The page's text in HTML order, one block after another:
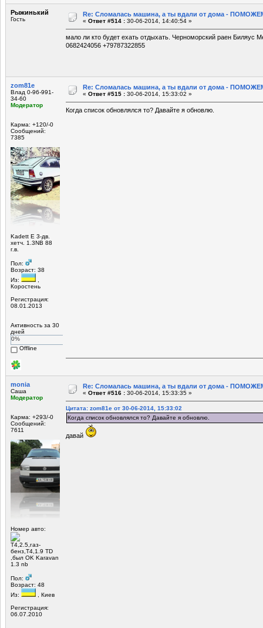
Рыжинький
Гость
Re: Сломалась машина, а ты вдали от дома -
« Ответ #514 : 30-06-2014, 14:40:54 »
мало ли кто будет ехать отдыхать. Черноморский раен Биляус
0682424056 +79787322855
zom81e
Влад 0-96-991-
34-60
Модератор
Карма: +120/-0
Сообщений:
7385
Kadett E 3-дв.
хетч. 1.3NB 88
г.в.
Пол:
Возраст: 38
Из:
Коростень
Регистрация:
08.01.2013
Активность за 30
дней
0%
Offline
Re: Сломалась машина, а ты вдали от дома -
« Ответ #515 : 30-06-2014, 15:33:02 »
Когда список обновлялся то? Давайте я обновлю.
monia
Саша
Модератор
Карма: +293/-0
Сообщений:
7611
Номер авто:
Т4,2.5,газ-
бенз,Т4,1.9 TD
,был OK Karavan
1.3 nb
Пол:
Возраст: 48
Из:
, Киев
Регистрация:
06.07.2010
Re: Сломалась машина, а ты вдали от дома -
« Ответ #516 : 30-06-2014, 15:33:35 »
Цитата: zom81e от 30-06-2014, 15:33:02
Когда список обновлялся то? Давайте я обновлю.
давай